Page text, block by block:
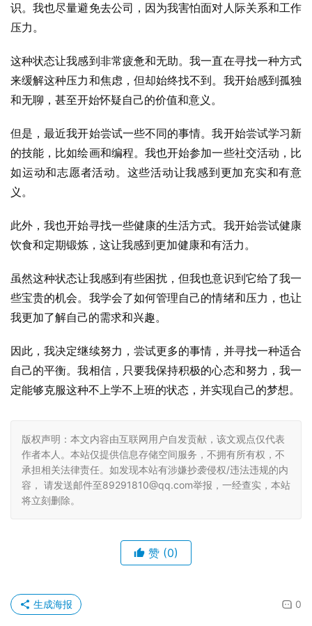
识。我也尽量避免去公司，因为我害怕面对人际关系和工作
压力。
这种状态让我感到非常疲惫和无助。我一直在寻找一种方式
来缓解这种压力和焦虑，但却始终找不到。我开始感到孤独
和无聊，甚至开始怀疑自己的价值和意义。
但是，最近我开始尝试一些不同的事情。我开始尝试学习新
的技能，比如绘画和编程。我也开始参加一些社交活动，比
如运动和志愿者活动。这些活动让我感到更加充实和有意
义。
此外，我也开始寻找一些健康的生活方式。我开始尝试健康
饮食和定期锻炼，这让我感到更加健康和有活力。
虽然这种状态让我感到有些困扰，但我也意识到它给了我一
些宝贵的机会。我学会了如何管理自己的情绪和压力，也让
我更加了解自己的需求和兴趣。
因此，我决定继续努力，尝试更多的事情，并寻找一种适合
自己的平衡。我相信，只要我保持积极的心态和努力，我一
定能够克服这种不上学不上班的状态，并实现自己的梦想。
版权声明：本文内容由互联网用户自发贡献，该文观点仅代表
作者本人。本站仅提供信息存储空间服务，不拥有所有权，不
承担相关法律责任。如发现本站有涉嫌抄袭侵权/违法违规的内
容， 请发送邮件至89291810@qq.com举报，一经查实，本站
将立刻删除。
赞 (0)
0
生成海报